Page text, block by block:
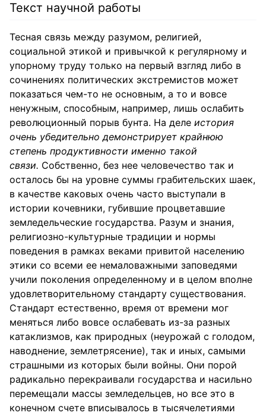
Текст научной работы
Тесная связь между разумом, религией,
социальной этикой и привычкой к регулярному и
упорному труду только на первый взгляд либо в
сочинениях политических экстремистов может
показаться чем-то не основным, а то и вовсе
ненужным, способным, например, лишь ослабить
революционный порыв бунта. На деле история
очень убедительно демонстрирует крайнюю
степень продуктивности именно такой
связи. Собственно, без нее человечество так и
осталось бы на уровне суммы грабительских шаек,
в качестве каковых очень часто выступали в
истории кочевники, губившие процветавшие
земледельческие государства. Разум и знания,
религиозно-культурные традиции и нормы
поведения в рамках веками привитой населению
этики со всеми ее немаловажными заповедями
учили поколения определенному и в целом вполне
удовлетворительному стандарту существования.
Стандарт естественно, время от времени мог
меняться либо вовсе ослабевать из-за разных
катаклизмов, как природных (неурожай с голодом,
наводнение, землетрясение), так и иных, самыми
страшными из которых были войны. Они порой
радикально перекраивали государства и насильно
перемещали массы земледельцев, но все это в
конечном счете вписывалось в тысячелетиями